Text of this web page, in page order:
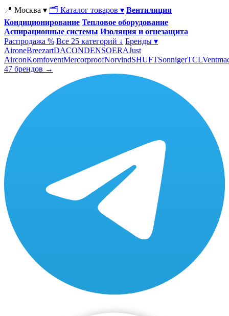
📍 Москва ▾ 🗂 Каталог товаров ▾ Вентиляция
Кондиционирование Тепловое оборудование
Аспирационные системы Изоляция и огнезащита
Распродажа % Все 25 категорий ↓ Бренды ▾
AironeBreezartDACONDENSOERAJust
AirconKomfoventMercorproofNorvindSHUFTSonnigerTCL
47 брендов →